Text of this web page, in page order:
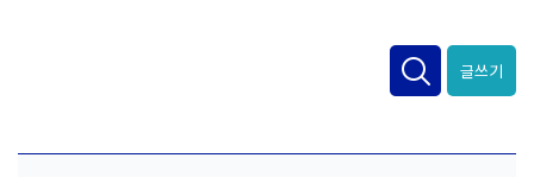
글쓰기